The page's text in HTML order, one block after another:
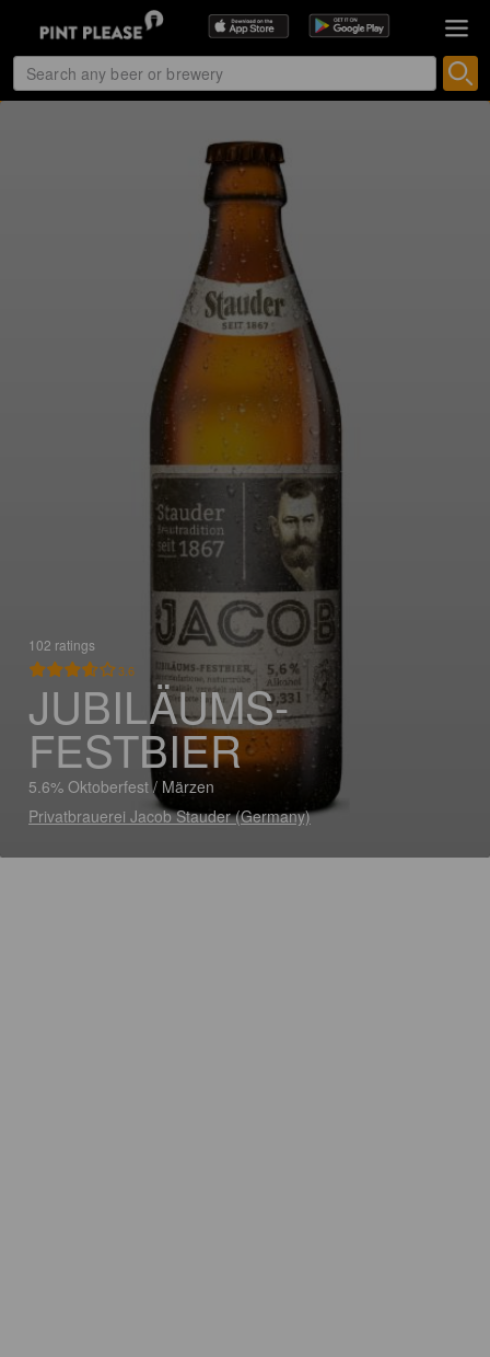
102 ratings
3.6
JUBILÄUMS-
FESTBIER
5.6% Oktoberfest / Märzen
Privatbrauerei Jacob Stauder (Germany)